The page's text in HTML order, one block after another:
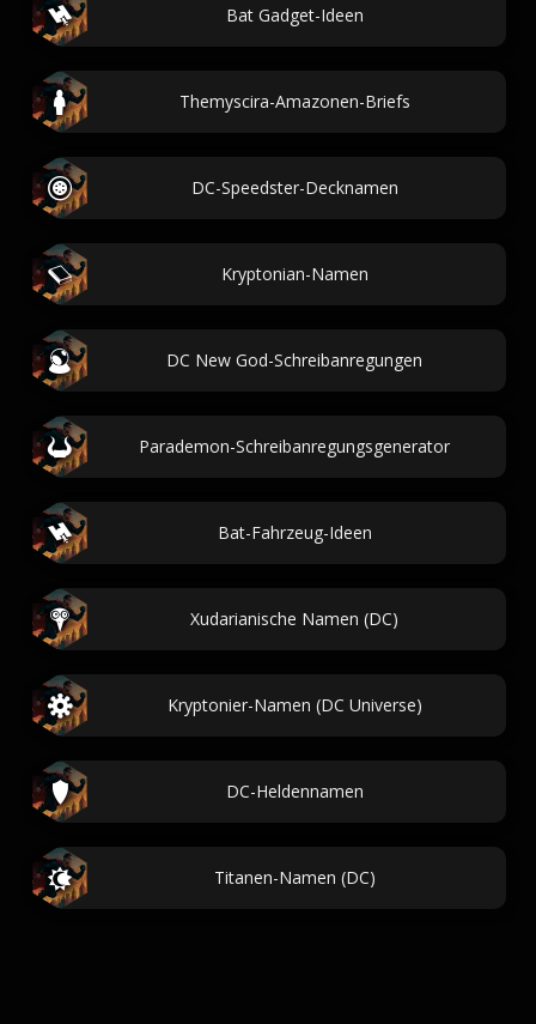
Bat Gadget-Ideen
Themyscira-Amazonen-Briefs
DC-Speedster-Decknamen
Kryptonian-Namen
DC New God-Schreibanregungen
Parademon-Schreibanregungsgenerator
Bat-Fahrzeug-Ideen
Xudarianische Namen (DC)
Kryptonier-Namen (DC Universe)
DC-Heldennamen
Titanen-Namen (DC)